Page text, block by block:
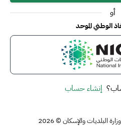
أو
الوطني الموحد
إنشاء حساب
والإسكان © 2026